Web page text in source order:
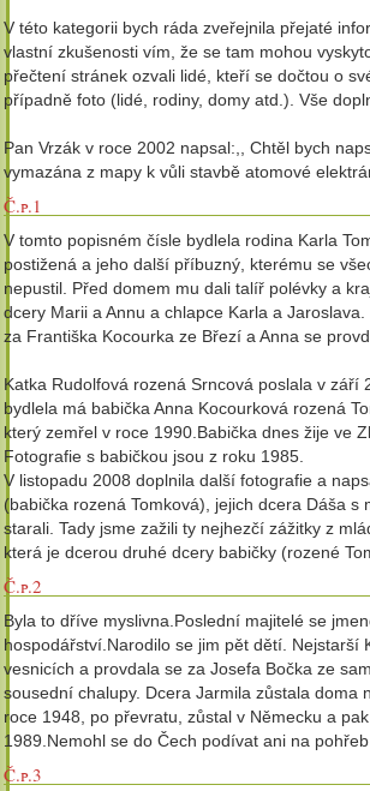
V této kategorii bych ráda zveřejnila přejaté
vlastní zkušenosti vím, že se tam mohou
přečtení stránek ozvali lidé, kteří se dočtou o
případně foto (lidé, rodiny, domy atd.). Vše
Pan Vrzák v roce 2002 napsal:,, Chtěl bych
vymazána z mapy k vůli stavbě atomové
Č.p.1
V tomto popisném čísle bydlela rodina Karla
postižená a jeho další příbuzný, kterému se
nepustil. Před domem mu dali talíř polévky a
dcery Marii a Annu a chlapce Karla a
za Františka Kocourka ze Březí a Anna se
Katka Rudolfová rozená Srncová poslala v
bydlela má babička Anna Kocourková rozená
který zemřel v roce 1990.Babička dnes žije ve
Fotografie s babičkou jsou z roku 1985.
V listopadu 2008 doplnila další fotografie a
(babička rozená Tomková), jejich dcera Dáša
starali. Tady jsme zažili ty nejhezčí zážitky z
která je dcerou druhé dcery babičky (rozené
Č.p.2
Byla to dříve myslivna.Poslední majitelé se
hospodářství.Narodilo se jim pět dětí. Nejstarší
vesnicích a provdala se za Josefa Bočka ze
sousední chalupy. Dcera Jarmila zůstala doma
roce 1948, po převratu, zůstal v Německu a
1989.Nemohl se do Čech podívat ani na pohřeb
Č.p.3